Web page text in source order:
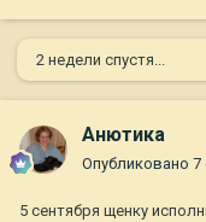
2 недели спустя...
Анютика
Опубликовано 7
5 сентября щенку